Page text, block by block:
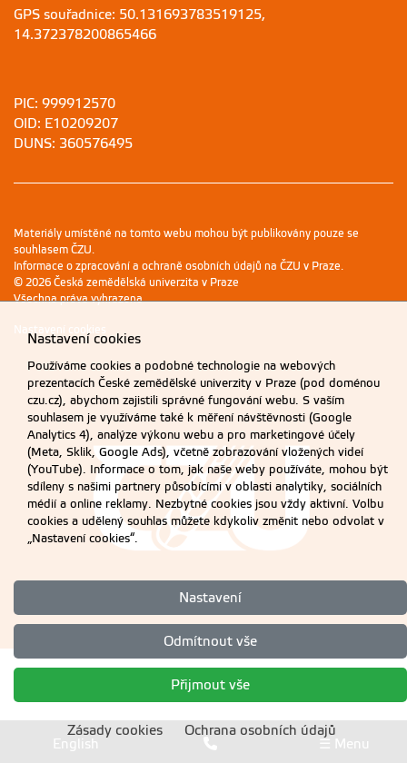
GPS souřadnice: 50.131693783519125,
14.372378200865466
PIC: 999912570
OID: E10209207
DUNS: 360576495
Materiály umístěné na tomto webu mohou být publikovány pouze se
souhlasem ČZU.
Informace o zpracování a ochraně osobních údajů na ČZU v Praze.
© 2026 Česká zemědělská univerzita v Praze
Všechna práva vyhrazena
Nastavení cookies
English ☰ Menu
Nastavení cookies
Používáme cookies a podobné technologie na webových
prezentacích České zemědělské univerzity v Praze (pod doménou
czu.cz), abychom zajistili správné fungování webu. S vaším
souhlasem je využíváme také k měření návštěvnosti (Google
Analytics 4), analýze výkonu webu a pro marketingové účely
(Meta, Sklik, Google Ads), včetně zobrazování vložených videí
(YouTube). Informace o tom, jak naše weby používáte, mohou být
sdíleny s našimi partnery působícími v oblasti analytiky, sociálních
médií a online reklamy. Nezbytné cookies jsou vždy aktivní. Volbu
cookies a udělený souhlas můžete kdykoliv změnit nebo odvolat v
„Nastavení cookies“.
Nastavení
Odmítnout vše
Přijmout vše
Zásady cookies Ochrana osobních údajů